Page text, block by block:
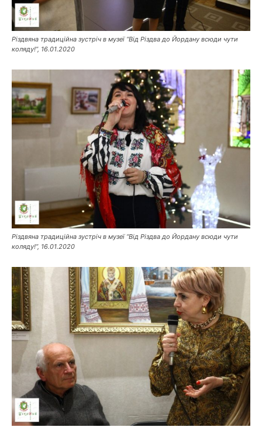
Різдвяна традиційна зустріч в музеї “Від Різдва до Йордану всюди чути
коляду!”, 16.01.2020
Різдвяна традиційна зустріч в музеї “Від Різдва до Йордану всюди чути
коляду!”, 16.01.2020